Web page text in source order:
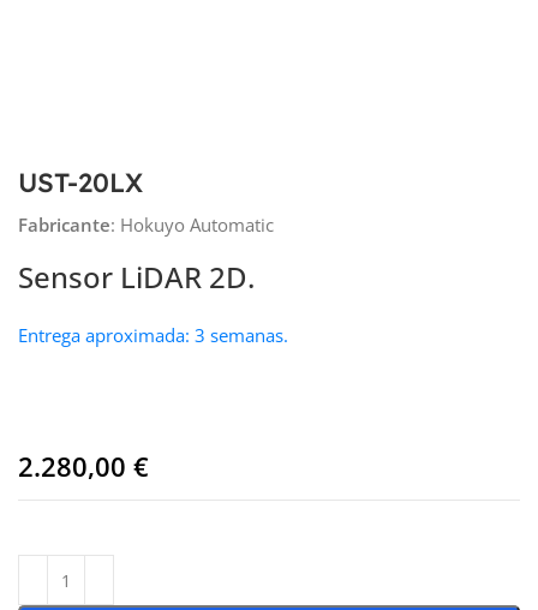
UST-20LX
Fabricante: Hokuyo Automatic
Sensor LiDAR 2D.
Entrega aproximada: 3 semanas.
2.280,00€